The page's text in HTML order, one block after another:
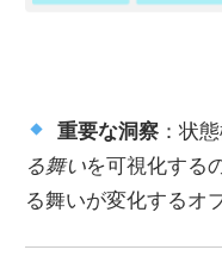
重要な洞察：状態
る舞いを可視化する
る舞いが変化するオ